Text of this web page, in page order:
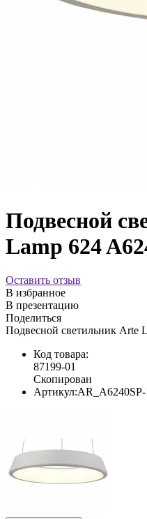
Подвесной
Lamp 624
Оставить отзыв
В избранное
В презентацию
Поделиться
Подвесной светильник Arte
Код товара:
87199-01
Скопирован
Артикул: